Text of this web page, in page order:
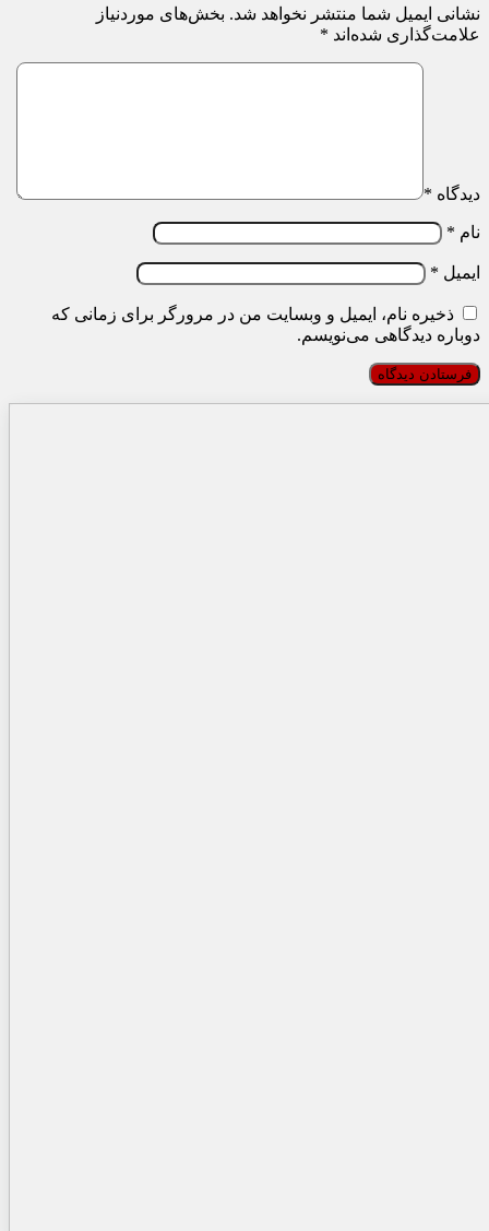
نشانی ایمیل شما منتشر نخواهد شد. بخش‌های موردنیاز
علامت‌گذاری شده‌اند *
دیدگاه *
نام *
ایمیل *
ذخیره نام، ایمیل و وبسایت من در مرورگر برای زمانی که
دوباره دیدگاهی می‌نویسم.